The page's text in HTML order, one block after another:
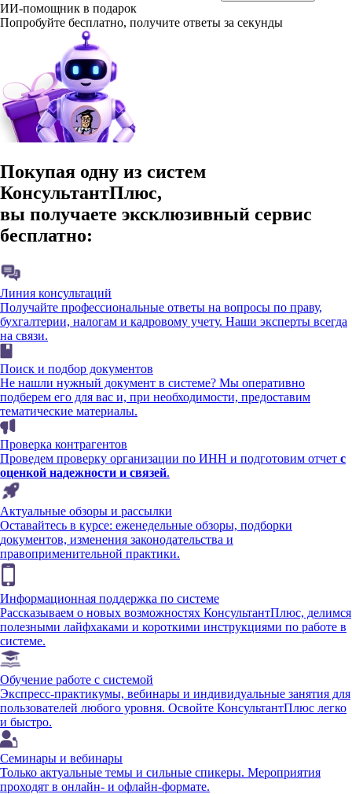
ИИ-помощник в подарок
Попробуйте бесплатно, получите ответы за секунды
Покупая одну из систем
КонсультантПлюс,
вы получаете эксклюзивный сервис
бесплатно:
Линия консультаций
Получайте профессиональные ответы на вопросы по праву,
бухгалтерии, налогам и кадровому учету. Наши эксперты всегда
на связи.
Поиск и подбор документов
Не нашли нужный документ в системе? Мы оперативно
подберем его для вас и, при необходимости, предоставим
тематические материалы.
Проверка контрагентов
Проведем проверку организации по ИНН и подготовим отчет с
оценкой надежности и связей.
Актуальные обзоры и рассылки
Оставайтесь в курсе: еженедельные обзоры, подборки
документов, изменения законодательства и
правоприменительной практики.
Информационная поддержка по системе
Рассказываем о новых возможностях КонсультантПлюс, делимся
полезными лайфхаками и короткими инструкциями по работе в
системе.
Обучение работе с системой
Экспресс-практикумы, вебинары и индивидуальные занятия для
пользователей любого уровня. Освойте КонсультантПлюс легко
и быстро.
Семинары и вебинары
Только актуальные темы и сильные спикеры. Мероприятия
проходят в онлайн- и офлайн-формате.